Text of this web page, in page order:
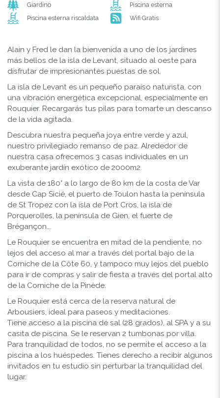
Giardino
Piscina esterna
Piscina esterna riscaldata
Wifi Gratis
Alain y Fred le dan la bienvenida a uno de los jardines
más bellos de la isla de Levant, situado al oeste para
disfrutar de impresionantes puestas de sol.
La isla de Levant es un pequeño paraíso naturista, con
una vibración energética excepcional, especialmente en
Rouquier. Recargarás tus pilas para tomarte un descanso
de la vida agitada.
Descubra nuestra pequeña joya entre verde y azul,
nuestro privilegiado remanso de paz. Alrededor de
nuestra casa ofrecemos 3 casas individuales en un
exuberante jardín exótico de 2000m2.
La vista de 180° a lo largo de 80 km de la costa de Var
desde Cap Sicié, el puerto de Toulon hasta la península
de St Tropez con la isla de Port Cros, la isla de
Porquerolles, la península de Gien, el fuerte de
Brégançon….
Le Rouquier se encuentra en mitad de la pendiente, no
lejos del acceso al mar a través del portal bajo de la
Corniche de la Côte 60, y tampoco muy lejos del pueblo
para ir de compras y salir de fiesta a través del portal alto
de la Corniche de la Pinède.
Le Rouquier está cerca de la reserva natural de
Arbousiers, ideal para paseos y meditaciones.
Tiene acceso a la piscina de sal (28 grados), al SPA y a su
casita de piscina. Se le reservan 2 tumbonas por villa.
Para tranquilidad de todos, no se permite el acceso a la
piscina a los huéspedes. Tienes derecho a recibir algunos
invitados en tu estudio sin perturbar la tranquilidad del
lugar.